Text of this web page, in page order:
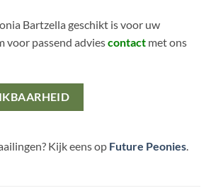
Bartzella geschikt is voor uw
voor passend adviescontact met ons
Kijk eens op Future Peonies